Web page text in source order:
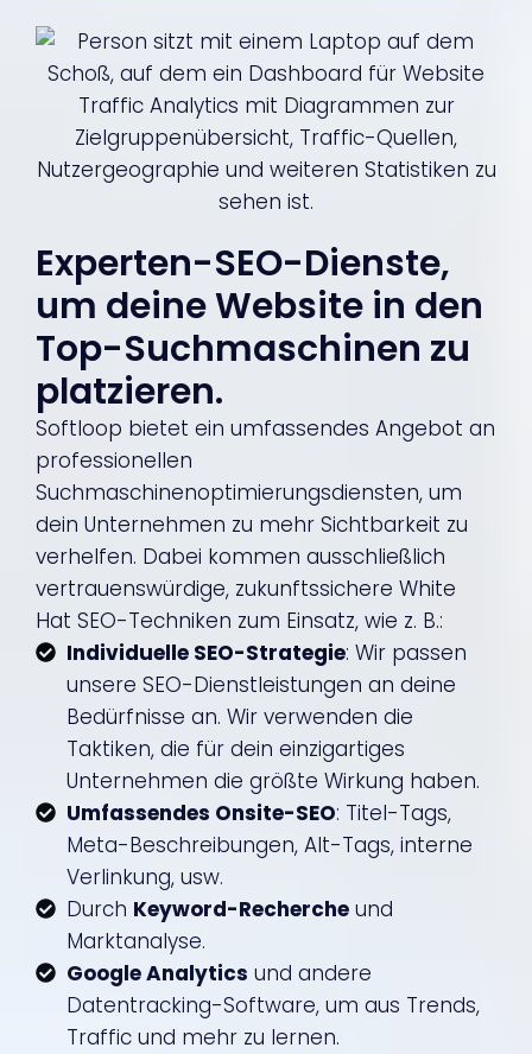
Experten-SEO-Dienste,
um deine Website in den
Top-Suchmaschinen zu
platzieren.
Softloop bietet ein umfassendes Angebot an
professionellen
Suchmaschinenoptimierungsdiensten, um
dein Unternehmen zu mehr Sichtbarkeit zu
verhelfen. Dabei kommen ausschließlich
vertrauenswürdige, zukunftssichere White
Hat SEO-Techniken zum Einsatz, wie z. B.:
Individuelle SEO-Strategie: Wir passen
unsere SEO-Dienstleistungen an deine
Bedürfnisse an. Wir verwenden die
Taktiken, die für dein einzigartiges
Unternehmen die größte Wirkung haben.
Umfassendes Onsite-SEO: Titel-Tags,
Meta-Beschreibungen, Alt-Tags, interne
Verlinkung, usw.
Durch Keyword-Recherche und
Marktanalyse.
Google Analytics und andere
Datentracking-Software, um aus Trends,
Traffic und mehr zu lernen.